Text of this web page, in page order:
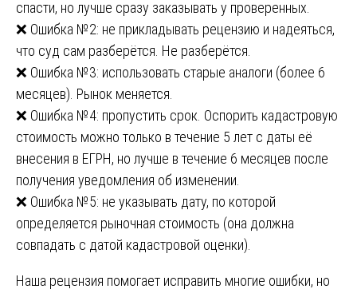
спасти, но лучше сразу заказывать у проверенных.
❌ Ошибка №2: не прикладывать рецензию и надеяться,
что суд сам разберётся. Не разберётся.
❌ Ошибка №3: использовать старые аналоги (более 6
месяцев). Рынок меняется.
❌ Ошибка №4: пропустить срок. Оспорить кадастровую
стоимость можно только в течение 5 лет с даты её
внесения в ЕГРН, но лучше в течение 6 месяцев после
получения уведомления об изменении.
❌ Ошибка №5: не указывать дату, по которой
определяется рыночная стоимость (она должна
совпадать с датой кадастровой оценки).
Наша рецензия помогает исправить многие ошибки, но